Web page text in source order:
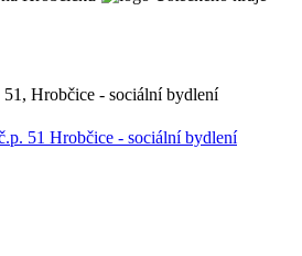
Hrobčice - sociální bydlení